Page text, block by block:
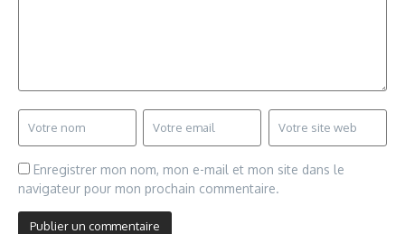
Enregistrer mon nom, mon e-mail et mon site dans le
navigateur pour mon prochain commentaire.